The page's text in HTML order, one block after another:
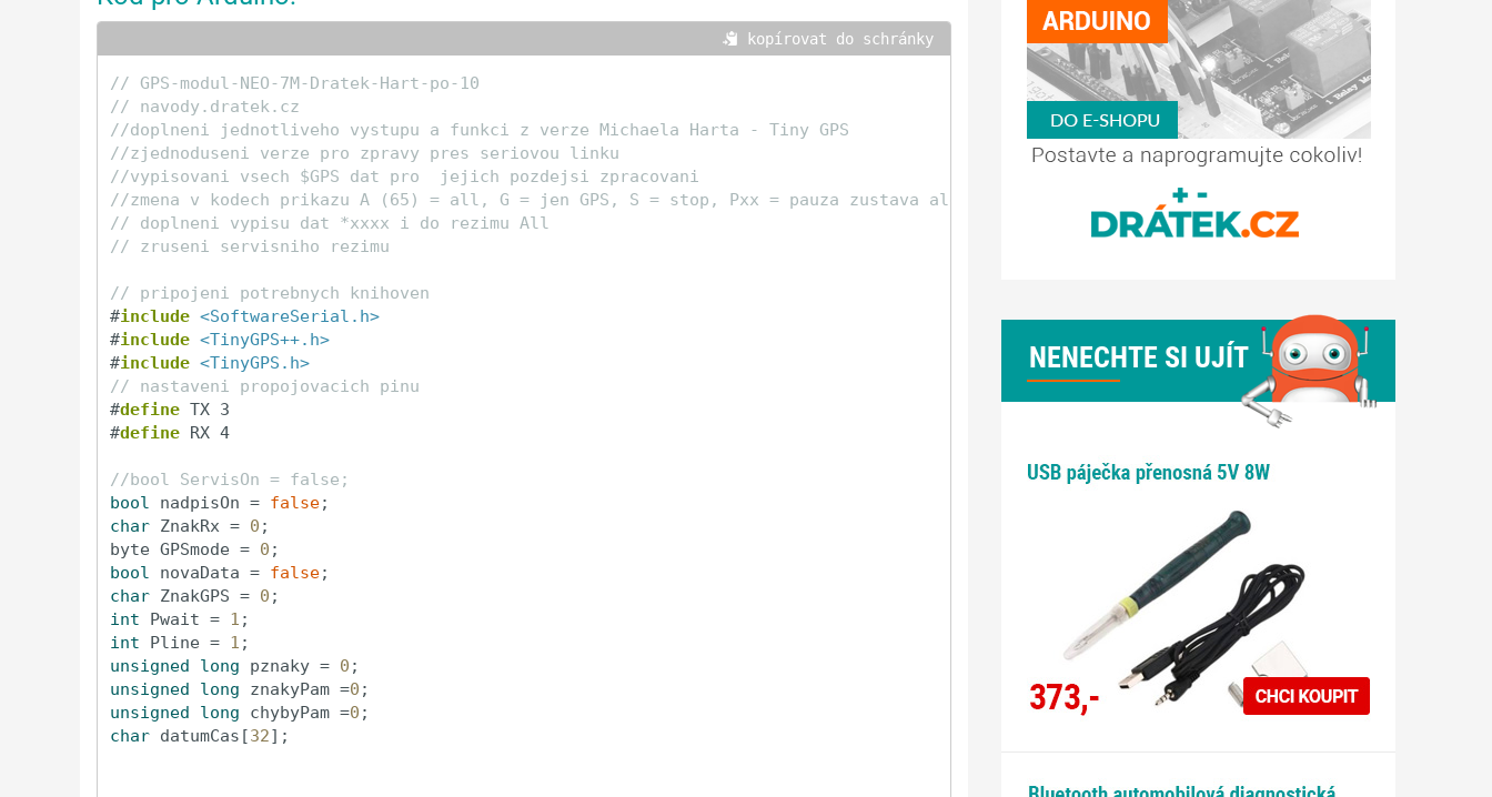
kopírovat do schránky
// GPS-modul-NEO-7M-Dratek-Hart-po-10
// navody.dratek.cz
//doplneni jednotliveho vystupu a funkci z verze Michaela Harta - Tiny GPS
//zjednoduseni verze pro zpravy pres seriovou linku
//vypisovani vsech $GPS dat pro  jejich pozdejsi zpracovani
//zmena v kodech prikazu A (65) = all, G = jen GPS, S = stop, Pxx = pauza zustava ale není potreba ji pouzivat
// doplneni vypisu dat *xxxx i do rezimu All
// zruseni servisniho rezimu
// pripojeni potrebnych knihoven
#include <SoftwareSerial.h>
#include <TinyGPS++.h>
#include <TinyGPS.h>
// nastaveni propojovacich pinu
#define TX 3
#define RX 4
//bool ServisOn = false;
bool nadpisOn = false
char ZnakRx = 0 ;
byte GPSmode = 0
bool novaData = false
char ZnakGPS = 0
int Pwait = 1
int Pline = 1
unsigned
long pznaky = 0
unsigned
long znakyPam =0
unsigned
long chybyPam =0
char datumCas[32];
NENECHTE SI UJÍT